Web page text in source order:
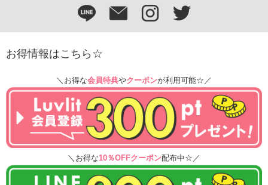
お得情報はこちら☆
＼お得な会員特典やクーポンが利用可能☆／
＼お得な10％OFFクーポン配布中☆／